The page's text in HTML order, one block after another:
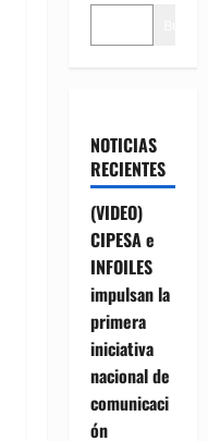
NOTICIAS
RECIENTES
(VIDEO)
CIPESA e
INFOILES
impulsan la
primera
iniciativa
nacional de
comunicaci
ón